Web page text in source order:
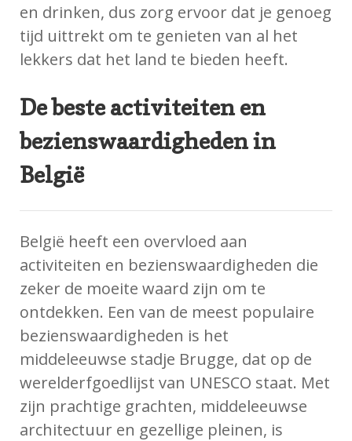
en drinken, dus zorg ervoor dat je genoeg
tijd uittrekt om te genieten van al het
lekkers dat het land te bieden heeft.
De beste activiteiten en
bezienswaardigheden in
België
België heeft een overvloed aan
activiteiten en bezienswaardigheden die
zeker de moeite waard zijn om te
ontdekken. Een van de meest populaire
bezienswaardigheden is het
middeleeuwse stadje Brugge, dat op de
werelderfgoedlijst van UNESCO staat. Met
zijn prachtige grachten, middeleeuwse
architectuur en gezellige pleinen, is